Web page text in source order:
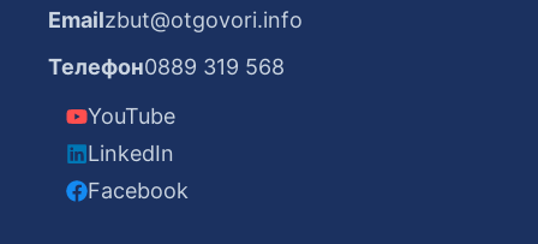
Emailzbut@otgovori.info
Телефон0889 319 568
YouTube
LinkedIn
Facebook